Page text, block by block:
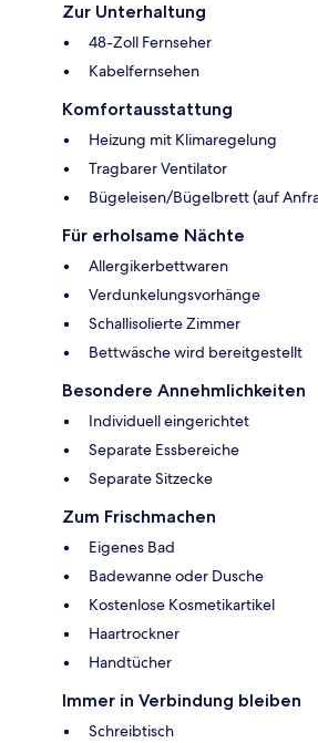
Zur Unterhaltung
48-Zoll Fernseher
Kabelfernsehen
Komfortausstattung
Heizung mit Klimaregelung
Tragbarer Ventilator
Bügeleisen/Bügelbrett (auf
Für erholsame Nächte
Allergikerbettwaren
Verdunkelungsvorhänge
Schallisolierte Zimmer
Bettwäsche wird bereitgestellt
Besondere Annehmlichkeiten
Individuell eingerichtet
Separate Essbereiche
Separate Sitzecke
Zum Frischmachen
Eigenes Bad
Badewanne oder Dusche
Kostenlose Kosmetikartikel
Haartrockner
Handtücher
Immer in Verbindung bleiben
Schreibtisch